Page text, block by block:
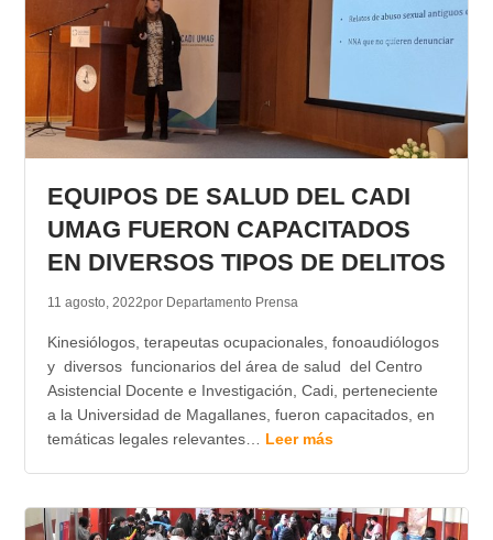
VIDEOS
GALERIA DE FOTOS
APP MÓVIL
EQUIPOS DE SALUD DEL CADI
UMAG FUERON CAPACITADOS
EN DIVERSOS TIPOS DE DELITOS
11 agosto, 2022por Departamento Prensa
Kinesiólogos, terapeutas ocupacionales, fonoaudiólogos
y diversos funcionarios del área de salud del Centro
Asistencial Docente e Investigación, Cadi, perteneciente
a la Universidad de Magallanes, fueron capacitados, en
temáticas legales relevantes… Leer más